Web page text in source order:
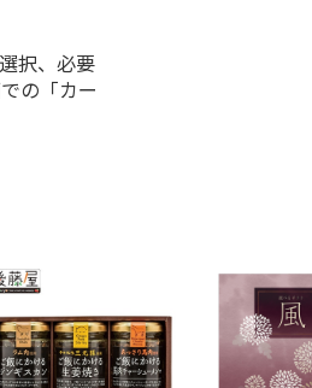
択、必要
の「カー